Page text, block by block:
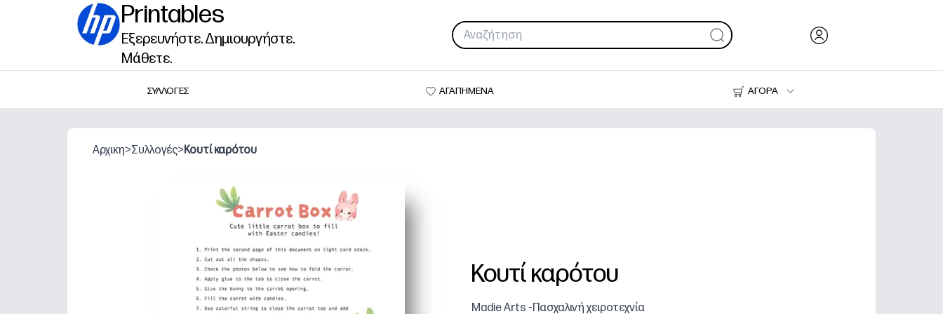
Printables
Εξερευνήστε. Δημιουργήστε.
Μάθετε.
ΣΥΛΛΟΓΕΣ ΑΓΑΠΗΜΕΝΑ
ΑΓΟΡΑ
Εκτυπωτές
Αρχικη>Συλλογές>Κουτί καρότου
Κουτί καρότου
Madie Arts -Πασχαλινή χειροτεχνία